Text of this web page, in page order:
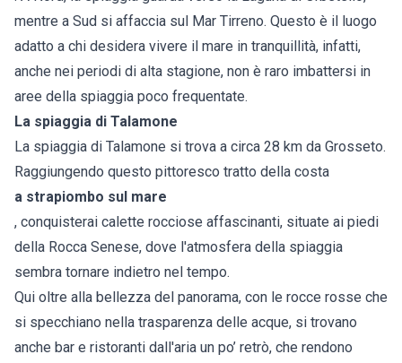
mentre a Sud si affaccia sul Mar Tirreno. Questo è il luogo
adatto a chi desidera vivere il mare in tranquillità, infatti,
anche nei periodi di alta stagione, non è raro imbattersi in
aree della spiaggia poco frequentate.
La spiaggia di Talamone
La spiaggia di Talamone si trova a circa 28 km da Grosseto.
Raggiungendo questo pittoresco tratto della costa
a strapiombo sul mare
, conquisterai calette rocciose affascinanti, situate ai piedi
della Rocca Senese, dove l'atmosfera della spiaggia
sembra tornare indietro nel tempo.
Qui oltre alla bellezza del panorama, con le rocce rosse che
si specchiano nella trasparenza delle acque, si trovano
anche bar e ristoranti dall'aria un po’ retrò, che rendono